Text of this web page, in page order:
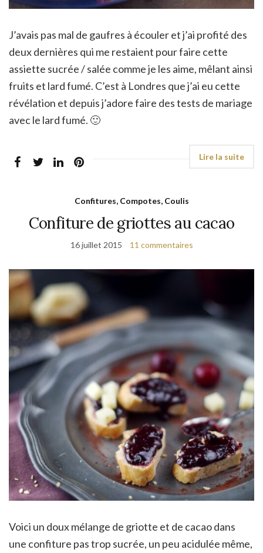
J’avais pas mal de gaufres à écouler et j’ai profité des
deux dernières qui me restaient pour faire cette
assiette sucrée / salée comme je les aime, mêlant ainsi
fruits et lard fumé. C’est à Londres que j’ai eu cette
révélation et depuis j’adore faire des tests de mariage
avec le lard fumé. 🙂
Confitures, Compotes, Coulis
Confiture de griottes au cacao
16 juillet 2015 11 commentaires
Voici un doux mélange de griotte et de cacao dans
une confiture pas trop sucrée, un peu acidulée même,